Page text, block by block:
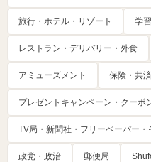
旅行・ホテル・リゾート 学
レストラン・デリバリー・外食
アミューズメント 保険・共
プレゼントキャンペーン・クーポ
TV局・新聞社・フリーペーパー・
政党・政治 郵便局